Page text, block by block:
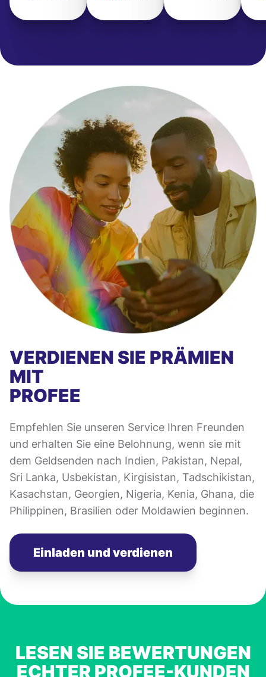
VERDIENEN SIE PRÄMIEN
MIT
PROFEE
Empfehlen Sie unseren Service Ihren Freunden
und erhalten Sie eine Belohnung, wenn sie mit
dem Geldsenden nach Indien, Pakistan, Nepal,
Sri Lanka, Usbekistan, Kirgisistan, Tadschikistan,
Kasachstan, Georgien, Nigeria, Kenia, Ghana, die
Philippinen, Brasilien oder Moldawien beginnen.
Einladen und verdienen
LESEN SIE BEWERTUNGEN
ECHTER PROFEE-KUNDEN